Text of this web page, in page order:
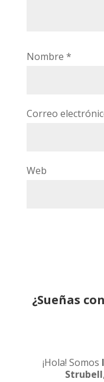
Nombre *
Correo
Web
¿Sueñas
¡Hola! Somos
Strubell